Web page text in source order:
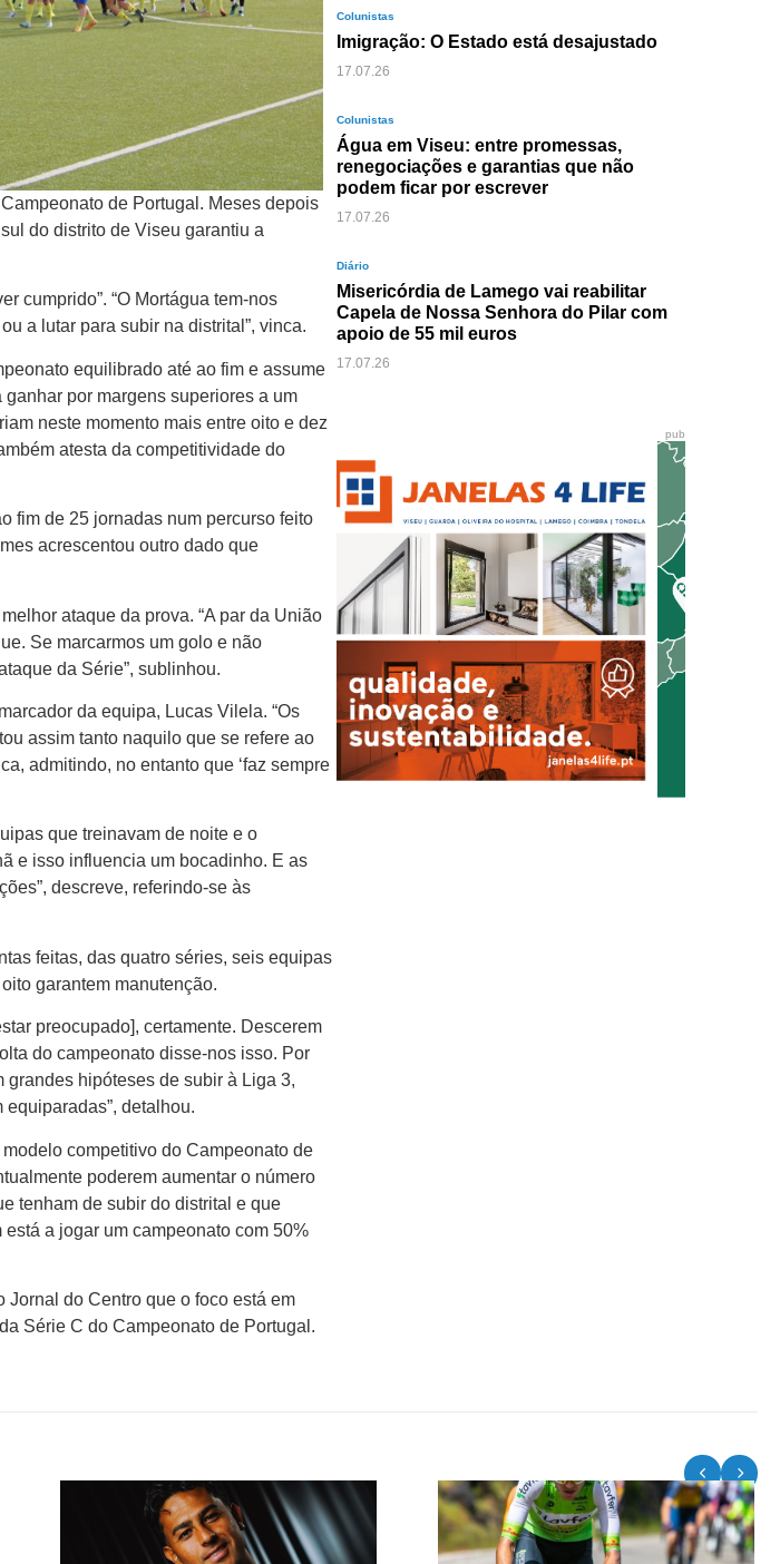
de Portugal. Meses depois
do distrito de Viseu garantiu a
cumprido”. “O Mortágua tem-nos
a lutar para subir na distrital”, vinca.
equilibrado até ao fim e assume
ganhar por margens superiores a um
neste momento mais entre oito e dez
atesta da competitividade do
fim de 25 jornadas num percurso feito
acrescentou outro dado que
ataque da prova. “A par da União
Se marcarmos um golo e não
da Série”, sublinhou.
da equipa, Lucas Vilela. “Os
assim tanto naquilo que se refere ao
admitindo, no entanto que ‘faz sempre
que treinavam de noite e o
e isso influencia um bocadinho. E as
descreve, referindo-se às
feitas, das quatro séries, seis equipas
garantem manutenção.
preocupado], certamente. Descerem
do campeonato disse-nos isso. Por
hipóteses de subir à Liga 3,
detalhou.
competitivo do Campeonato de
poderem aumentar o número
tenham de subir do distrital e que
a jogar um campeonato com 50%
Jornal do Centro que o foco está em
Série C do Campeonato de Portugal.
Colunistas
Imigração: O Estado está desajustado
17.07.26
Colunistas
Água em Viseu: entre promessas,
renegociações e garantias que não
podem ficar por escrever
17.07.26
Diário
Misericórdia de Lamego vai reabilitar
Capela de Nossa Senhora do Pilar com
apoio de 55 mil euros
17.07.26
pub